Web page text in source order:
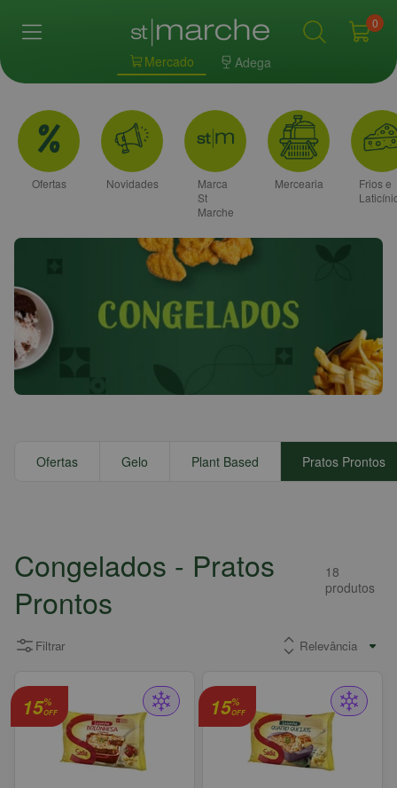
Mercado Adega
0
Ofertas Novidades
Marca
St
Marche
Mercearia
Frios e
Ofertas Gelo Plant Based Pratos Prontos
Congelados - Pratos
Prontos
18
produtos
Filtrar
15%
OFF 15%
OFF